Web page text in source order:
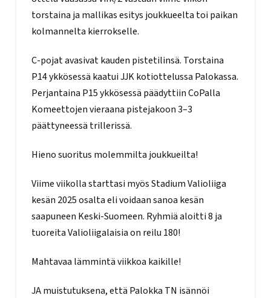
torstaina ja mallikas esitys joukkueelta toi paikan
kolmannelta kierrokselle.
C-pojat avasivat kauden pistetilinsä. Torstaina
P14 ykkösessä kaatui JJK kotiottelussa Palokassa.
Perjantaina P15 ykkösessä päädyttiin CoPalla
Komeettojen vieraana pistejakoon 3–3
päättyneessä trillerissä.
Hieno suoritus molemmilta joukkueilta!
Viime viikolla starttasi myös Stadium Valioliiga
kesän 2025 osalta eli voidaan sanoa kesän
saapuneen Keski-Suomeen. Ryhmiä aloitti 8 ja
tuoreita Valioliigalaisia on reilu 180!
Mahtavaa lämmintä viikkoa kaikille!
JA muistutuksena, että Palokka TN isännöi